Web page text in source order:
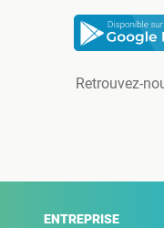
Retrouvez-
ENTREPRISE